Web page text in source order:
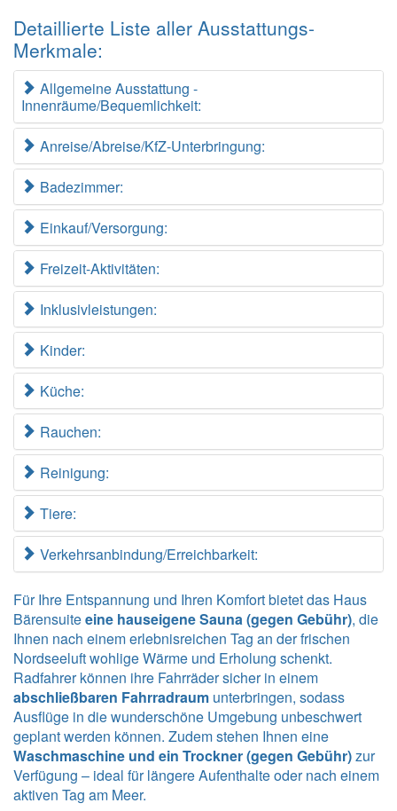
Detaillierte Liste aller Ausstattungs-
Merkmale:
Allgemeine Ausstattung -
Innenräume/Bequemlichkeit:
Anreise/Abreise/KfZ-Unterbringung:
Badezimmer:
Einkauf/Versorgung:
Freizeit-Aktivitäten:
Inklusivleistungen:
Kinder:
Küche:
Rauchen:
Reinigung:
Tiere:
Verkehrsanbindung/Erreichbarkeit:
Für Ihre Entspannung und Ihren Komfort bietet das Haus
Bärensuiteeine hauseigene Sauna (gegen Gebühr), die
Ihnen nach einem erlebnisreichen Tag an der frischen
Nordseeluft wohlige Wärme und Erholung schenkt.
Radfahrer können ihre Fahrräder sicher in einem
abschließbaren Fahrradraum unterbringen, sodass
Ausflüge in die wunderschöne Umgebung unbeschwert
geplant werden können. Zudem stehen Ihnen eine
Waschmaschine und ein Trockner (gegen Gebühr)zur
Verfügung – ideal für längere Aufenthalte oder nach einem
aktiven Tag am Meer.